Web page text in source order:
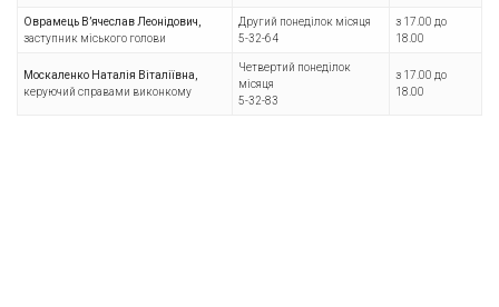
Оврамець В’ячеслав Леонідович,
заступник міського голови
Другий понеділок місяця
5-32-64
з 17.00 до
18.00
Москаленко Наталія Віталіївна,
керуючий справами виконкому
Четвертий понеділок
місяця
5-32-83
з 17.00 до
18.00